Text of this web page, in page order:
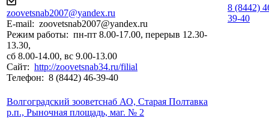
zoovetsnab2007@yandex.ru
E-mail: zoovetsnab2007@yandex.ru
Режим работы: пн-пт 8.00-17.00, перерыв 12.30-
13.30,
сб 8.00-14.00, вс 9.00-13.00
Сайт: http://zoovetsnab34.ru/filial
Телефон: 8 (8442) 46-39-40
8 (8442)
39-40
Волгоградский зооветснаб АО, Старая Полтавка
р.п., Рыночная площадь, маг. № 2